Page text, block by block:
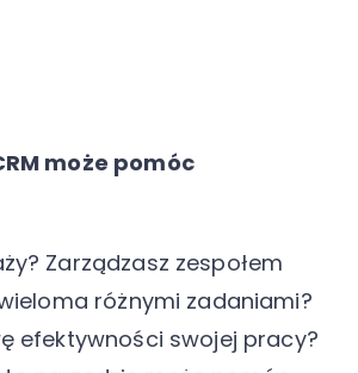
może pomóc
Zarządzasz zespołem
różnymi zadaniami?
efektywności swojej pracy?